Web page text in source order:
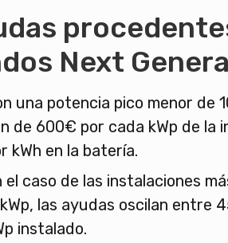
Next
una potencia pico menor de
de 600€ por cada kWp de la
kWh en la batería.
el caso de las instalaciones
las ayudas oscilan entre
instalado.